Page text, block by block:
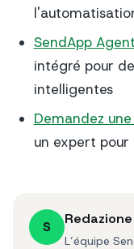
SendApp Agent
intégré pour
intelligentes
Demandez
un expert
S
L’équipe